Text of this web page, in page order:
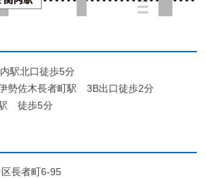
駅北口徒歩5分
勢佐木長者町駅 3B出口徒歩2分
徒歩5分
長者町6-95